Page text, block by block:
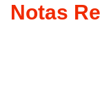
Notas